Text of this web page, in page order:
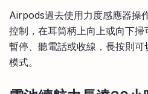
Airpods過去使用力度感應器操
控制，在耳筒柄上向上或向下
暫停、聽電話或收線，長按則
模式。